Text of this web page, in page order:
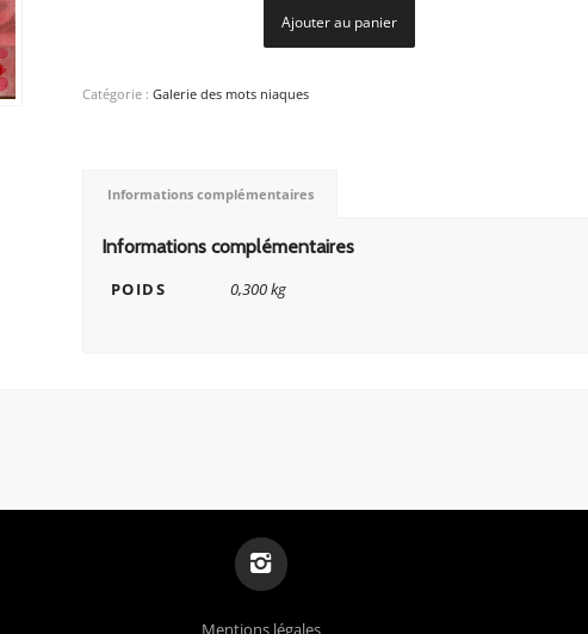
Ajouter au panier
Catégorie : Galerie des mots niaques
Informations complémentaires
Informations complémentaires
POIDS 0,300 kg
Mentions légales